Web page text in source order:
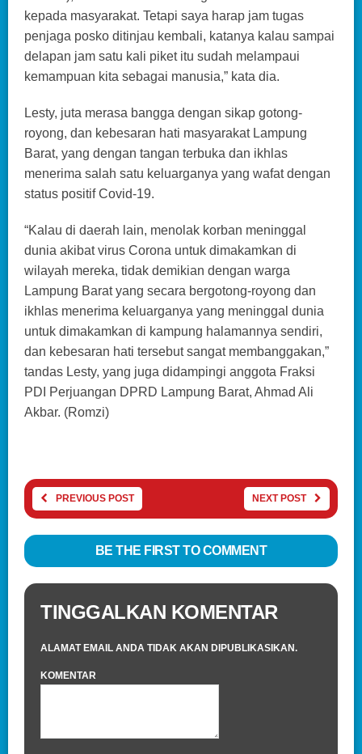
kepada masyarakat. Tetapi saya harap jam tugas
penjaga posko ditinjau kembali, katanya kalau sampai
delapan jam satu kali piket itu sudah melampaui
kemampuan kita sebagai manusia,” kata dia.
Lesty, juta merasa bangga dengan sikap gotong-
royong, dan kebesaran hati masyarakat Lampung
Barat, yang dengan tangan terbuka dan ikhlas
menerima salah satu keluarganya yang wafat dengan
status positif Covid-19.
“Kalau di daerah lain, menolak korban meninggal
dunia akibat virus Corona untuk dimakamkan di
wilayah mereka, tidak demikian dengan warga
Lampung Barat yang secara bergotong-royong dan
ikhlas menerima keluarganya yang meninggal dunia
untuk dimakamkan di kampung halamannya sendiri,
dan kebesaran hati tersebut sangat membanggakan,”
tandas Lesty, yang juga didampingi anggota Fraksi
PDI Perjuangan DPRD Lampung Barat, Ahmad Ali
Akbar. (Romzi)
PREVIOUS POST NEXT POST
BE THE FIRST TO COMMENT
TINGGALKAN KOMENTAR
ALAMAT EMAIL ANDA TIDAK AKAN DIPUBLIKASIKAN.
KOMENTAR